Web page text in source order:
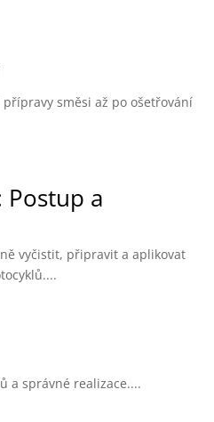
směsi až po ošetřování
a
vyčistit, připravit a aplikovat
a správné realizace....